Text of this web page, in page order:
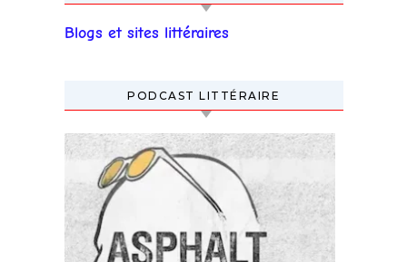
Blogs et sites littéraires
PODCAST LITTÉRAIRE